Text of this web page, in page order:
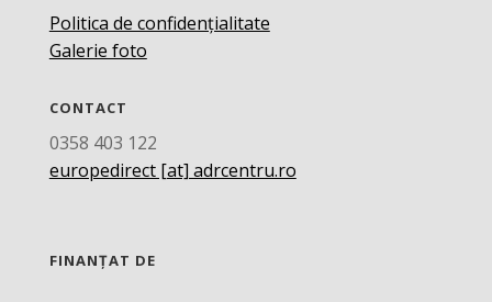
Politica de confidențialitate
Galerie foto
CONTACT
0358 403 122
europedirect [at] adrcentru.ro
FINANȚAT DE